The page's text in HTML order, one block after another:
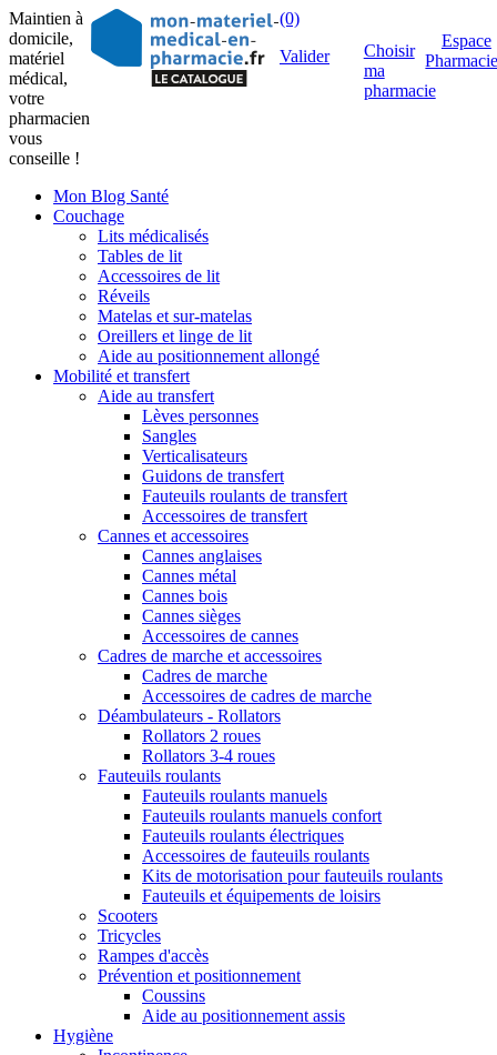
Maintien à
domicile,
matériel
médical,
votre
pharmacien
vous
conseille !
(0)
Valider
Choisir
ma
pharmacie
Espace
Mon Blog Santé
Couchage
Lits médicalisés
Tables de lit
Accessoires de lit
Réveils
Matelas et sur-matelas
Oreillers et linge de lit
Aide au positionnement allongé
Mobilité et transfert
Aide au transfert
Lèves personnes
Sangles
Verticalisateurs
Guidons de transfert
Fauteuils roulants de transfert
Accessoires de transfert
Cannes et accessoires
Cannes anglaises
Cannes métal
Cannes bois
Cannes sièges
Accessoires de cannes
Cadres de marche et accessoires
Cadres de marche
Accessoires de cadres de marche
Déambulateurs - Rollators
Rollators 2 roues
Rollators 3-4 roues
Fauteuils roulants
Fauteuils roulants manuels
Fauteuils roulants manuels confort
Fauteuils roulants électriques
Accessoires de fauteuils roulants
Kits de motorisation pour fauteuils roulants
Fauteuils et équipements de loisirs
Scooters
Tricycles
Rampes d'accès
Prévention et positionnement
Coussins
Aide au positionnement assis
Hygiène